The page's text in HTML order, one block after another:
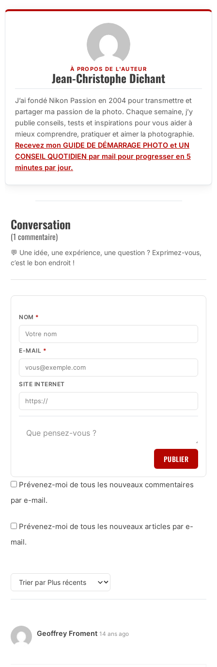
À PROPOS DE L'AUTEUR
Jean-Christophe Dichant
J’ai fondé Nikon Passion en 2004 pour transmettre et
partager ma passion de la photo. Chaque semaine, j’y
publie conseils, tests et inspirations pour vous aider à
mieux comprendre, pratiquer et aimer la photographie.
Recevez mon GUIDE DE DÉMARRAGE PHOTO et UN
CONSEIL QUOTIDIEN par mail pour progresser en 5
minutes par jour.
Conversation
(1 commentaire)
💬 Une idée, une expérience, une question ? Exprimez-vous,
c’est le bon endroit !
NOM *
E-MAIL *
SITE INTERNET
PUBLIER
Prévenez-moi de tous les nouveaux commentaires
par e-mail.
Prévenez-moi de tous les nouveaux articles par e-
mail.
Geoffrey Froment 14 ans ago